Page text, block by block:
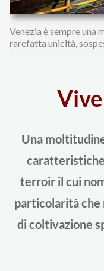
Venezia è sempre una
rarefatta unicità,
Una
terroir il cui
particolarità che
di coltivazione